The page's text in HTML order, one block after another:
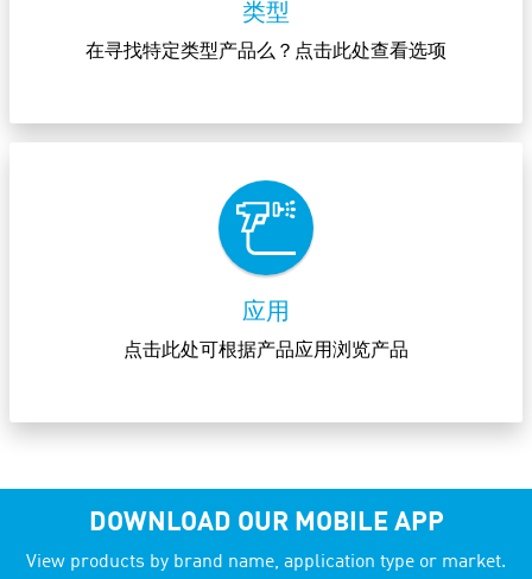
类型
在寻找特定类型产品么？点击此处查看选项
应用
点击此处可根据产品应用浏览产品
DOWNLOAD OUR MOBILE APP
View products by brand name, application type or market.